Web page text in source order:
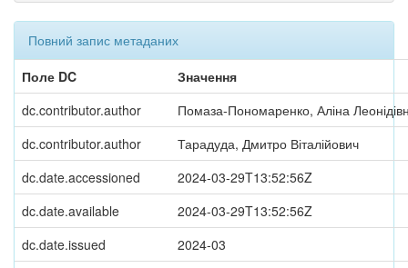
Повний запис метаданих
Поле DC
Значення
dc.contributor.author
Помаза-Пономаренко, Аліна
dc.contributor.author
Тарадуда, Дмитро Віталійович
dc.date.accessioned
2024-03-29T13:52:56Z
dc.date.available
2024-03-29T13:52:56Z
dc.date.issued
2024-03